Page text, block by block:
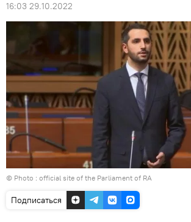
16:03 29.10.2022
© Photo : official site of the Parliament of RA
Подписаться